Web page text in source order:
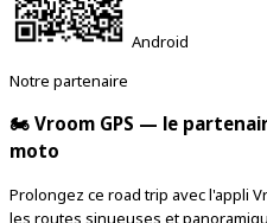
Android
Notre partenaire
🏍️ Vroom GPS — le
moto
Prolongez ce road trip avec l'appli
les routes sinueuses et